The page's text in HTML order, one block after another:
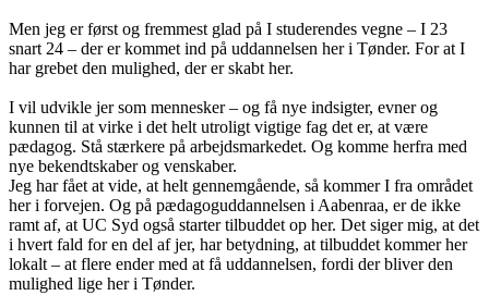
Men jeg er først og fremmest glad på I studerendes vegne – I 23
snart 24 – der er kommet ind på uddannelsen her i Tønder. For at I
har grebet den mulighed, der er skabt her.
I vil udvikle jer som mennesker – og få nye indsigter, evner og
kunnen til at virke i det helt utroligt vigtige fag det er, at være
pædagog. Stå stærkere på arbejdsmarkedet. Og komme herfra med
nye bekendtskaber og venskaber.
Jeg har fået at vide, at helt gennemgående, så kommer I fra området
her i forvejen. Og på pædagoguddannelsen i Aabenraa, er de ikke
ramt af, at UC Syd også starter tilbuddet op her. Det siger mig, at det
i hvert fald for en del af jer, har betydning, at tilbuddet kommer her
lokalt – at flere ender med at få uddannelsen, fordi der bliver den
mulighed lige her i Tønder.